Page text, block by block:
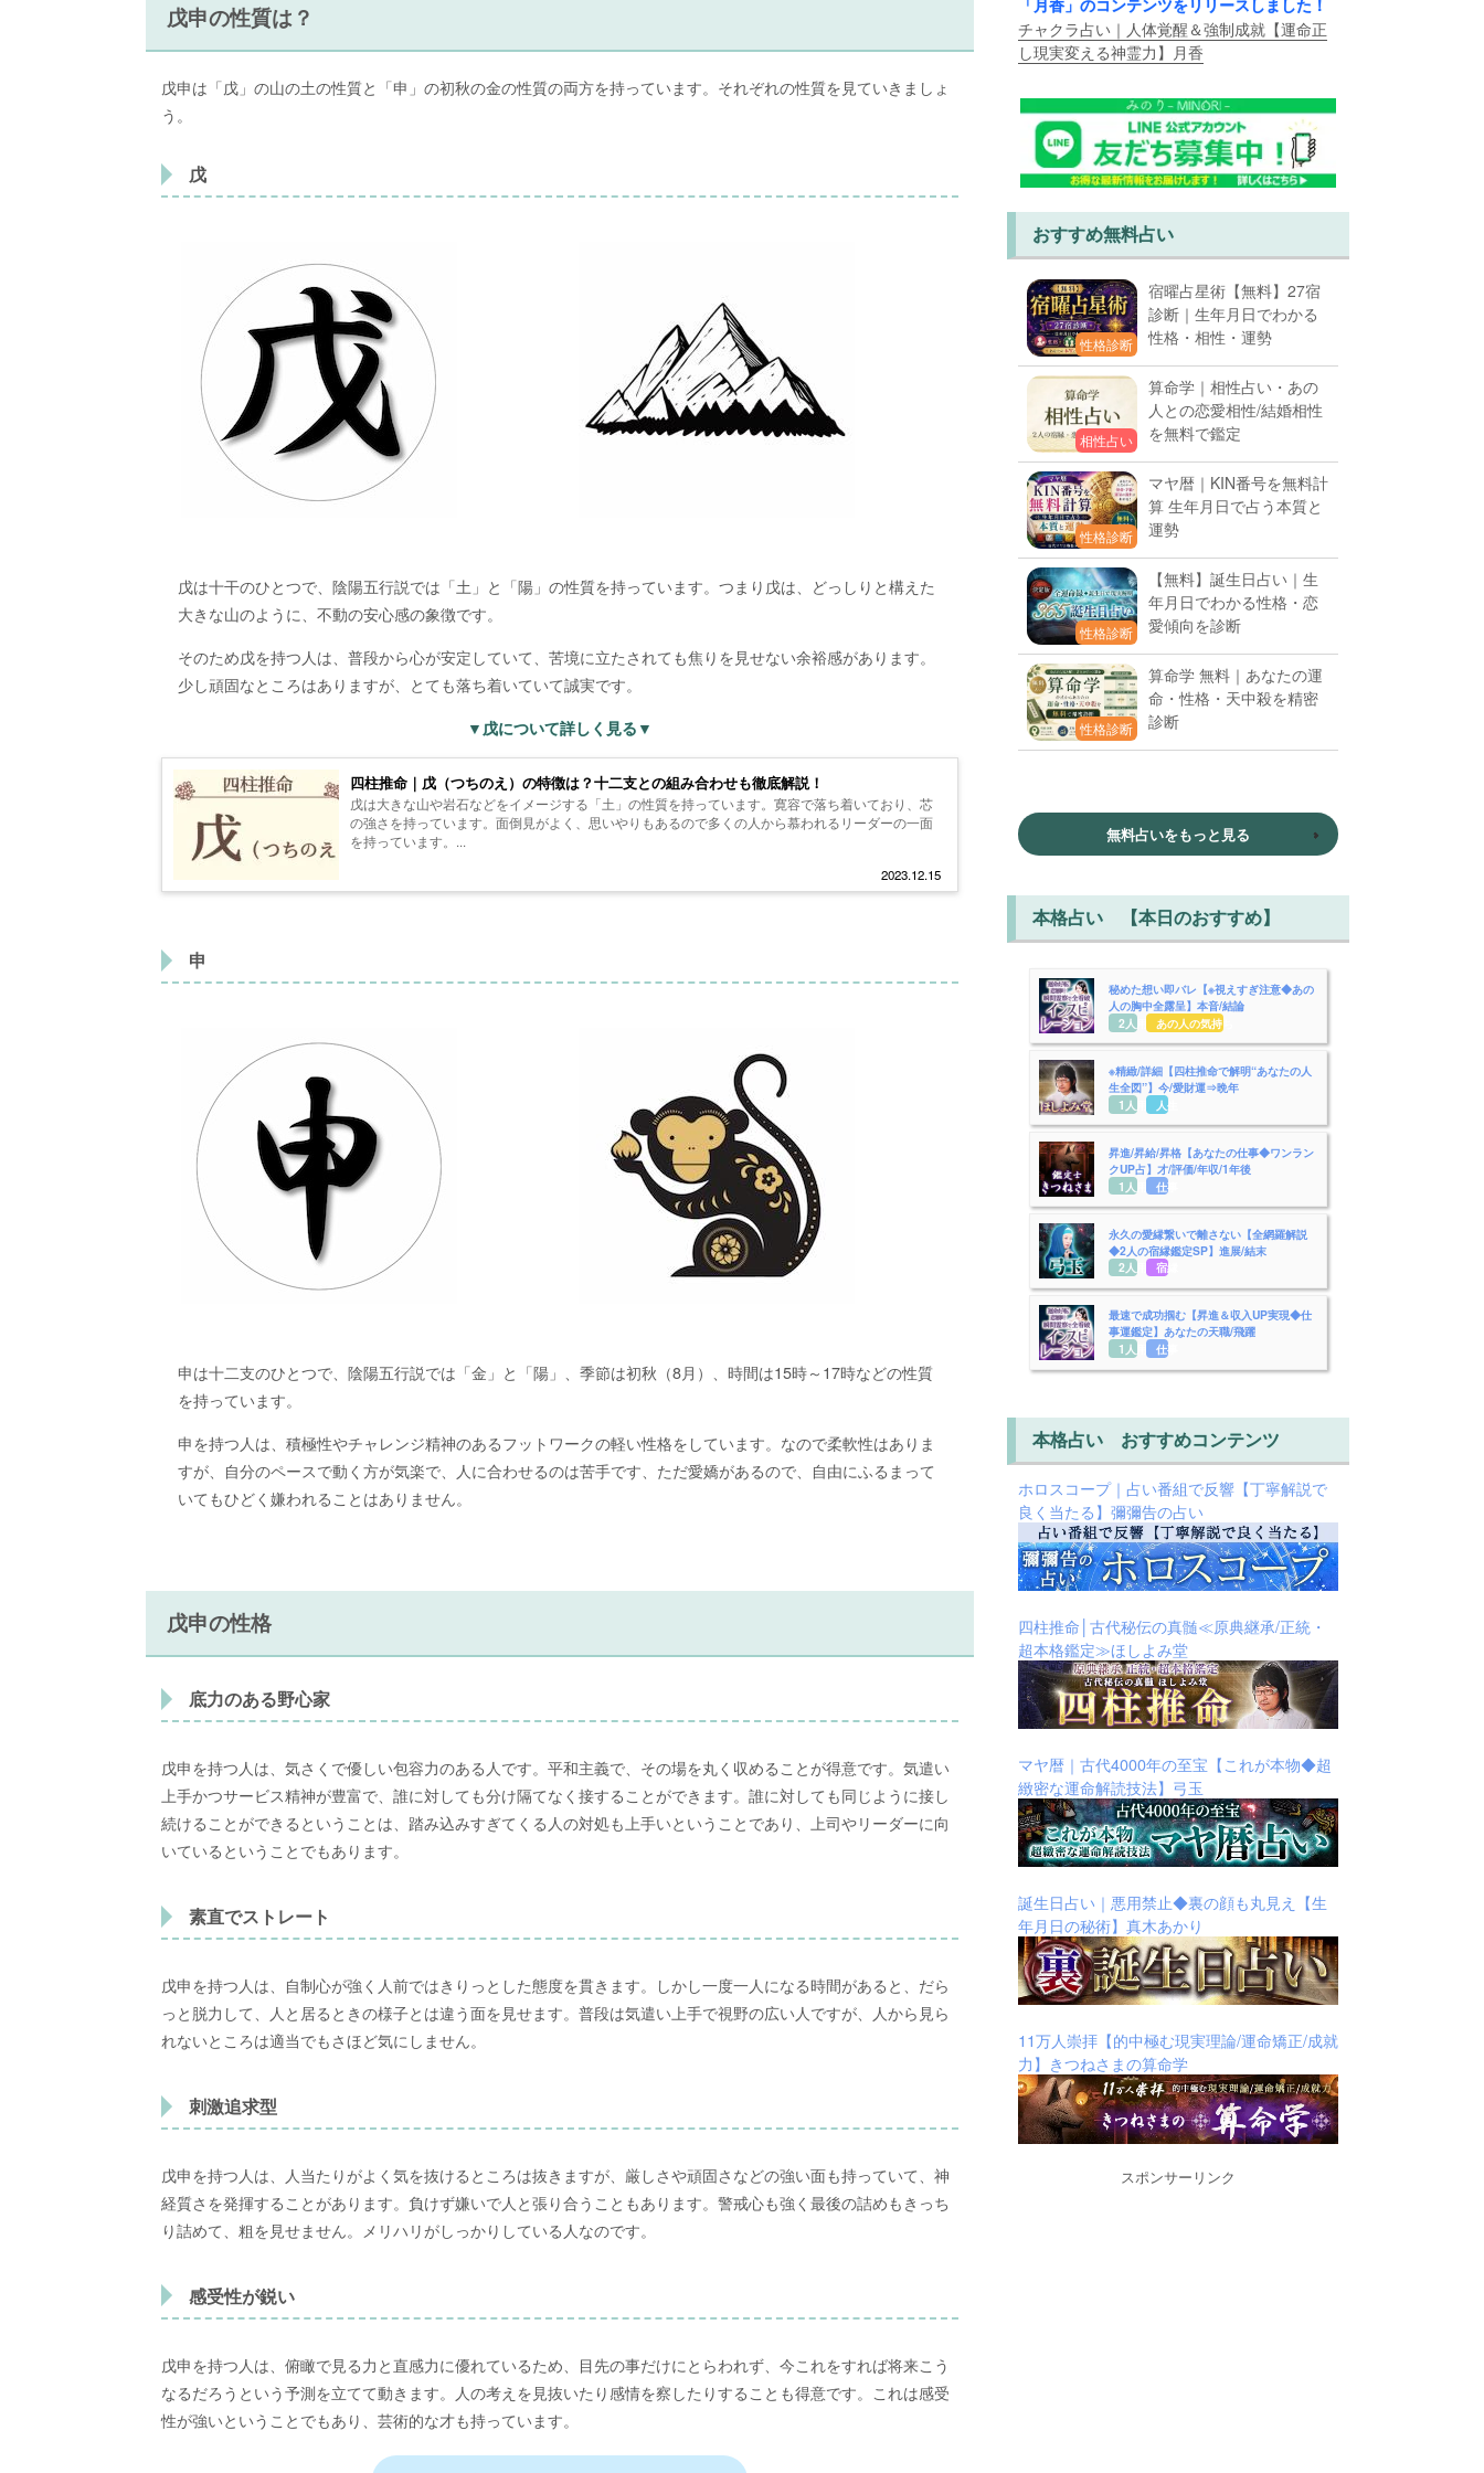
戊申の性質は？
戊申は「戊」の山の土の性質と「申」の初秋の金の性質の両方を持っています。それぞれの性質を見ていきましょ
う。
戊
戊は十干のひとつで、陰陽五行説では「土」と「陽」の性質を持っています。つまり戊は、どっしりと構えた
大きな山のように、不動の安心感の象徴です。
そのため戊を持つ人は、普段から心が安定していて、苦境に立たされても焦りを見せない余裕感があります。
少し頑固なところはありますが、とても落ち着いていて誠実です。
▼戊について詳しく見る▼
四柱推命｜戊（つちのえ）の特徴は？十二支との組み合わせも徹底解説！
2023.12.15
戊は大きな山や岩石などをイメージする「土」の性質を持っています。寛容で落ち着いており、芯
の強さを持っています。面倒見がよく、思いやりもあるので多くの人から慕われるリーダーの一面
を持っています。...
申
申は十二支のひとつで、陰陽五行説では「金」と「陽」、季節は初秋（8月）、時間は15時～17時などの性質
を持っています。
申を持つ人は、積極性やチャレンジ精神のあるフットワークの軽い性格をしています。なので柔軟性はありま
すが、自分のペースで動く方が気楽で、人に合わせるのは苦手です、ただ愛嬌があるので、自由にふるまって
いてもひどく嫌われることはありません。
戊申の性格
底力のある野心家
戊申を持つ人は、気さくで優しい包容力のある人です。平和主義で、その場を丸く収めることが得意です。気遣い
上手かつサービス精神が豊富で、誰に対しても分け隔てなく接することができます。誰に対しても同じように接し
続けることができるということは、踏み込みすぎてくる人の対処も上手いということであり、上司やリーダーに向
いているということでもあります。
素直でストレート
戊申を持つ人は、自制心が強く人前ではきりっとした態度を貫きます。しかし一度一人になる時間があると、だら
っと脱力して、人と居るときの様子とは違う面を見せます。普段は気遣い上手で視野の広い人ですが、人から見ら
れないところは適当でもさほど気にしません。
刺激追求型
戊申を持つ人は、人当たりがよく気を抜けるところは抜きますが、厳しさや頑固さなどの強い面も持っていて、神
経質さを発揮することがあります。負けず嫌いで人と張り合うこともあります。警戒心も強く最後の詰めもきっち
り詰めて、粗を見せません。メリハリがしっかりしている人なのです。
感受性が鋭い
戊申を持つ人は、俯瞰で見る力と直感力に優れているため、目先の事だけにとらわれず、今これをすれば将来こう
なるだろうという予測を立てて動きます。人の考えを見抜いたり感情を察したりすることも得意です。これは感受
性が強いということでもあり、芸術的な才も持っています。
チャクラ占い｜人体覚醒＆強制成就【運命正
し現実変える神霊力】月香
おすすめ無料占い
性格診断
宿曜占星術【無料】27宿
診断｜生年月日でわかる
性格・相性・運勢
相性占い
算命学｜相性占い・あの
人との恋愛相性/結婚相性
を無料で鑑定
性格診断
マヤ暦｜KIN番号を無料計
算 生年月日で占う本質と
運勢
性格診断
【無料】誕生日占い｜生
年月日でわかる性格・恋
愛傾向を診断
性格診断
算命学 無料｜あなたの運
命・性格・天中殺を精密
診断
無料占いをもっと見る
本格占い 【本日のおすすめ】
秘めた想い即バレ【※視えすぎ注意◆あの
人の胸中全露呈】本音/結論
2人用 あの人の気持ち
※精緻/詳細【四柱推命で解明“あなたの人
生全図”】今/愛財運⇒晩年
1人用
人生
昇進/昇給/昇格【あなたの仕事◆ワンラン
クUP占】才/評価/年収/1年後
1人用 仕事
永久の愛縁繋いで離さない【全網羅解説
◆2人の宿縁鑑定SP】進展/結末
2人用 宿縁
最速で成功掴む【昇進＆収入UP実現◆仕
事運鑑定】あなたの天職/飛躍
1人用
仕事
本格占い おすすめコンテンツ
ホロスコープ｜占い番組で反響【丁寧解説で
良く当たる】彌彌告の占い
四柱推命│古代秘伝の真髄≪原典継承/正統・
超本格鑑定≫ほしよみ堂
マヤ暦｜古代4000年の至宝【これが本物◆超
緻密な運命解読技法】弓玉
誕生日占い｜悪用禁止◆裏の顔も丸見え【生
年月日の秘術】真木あかり
11万人崇拝【的中極む現実理論/運命矯正/成就
力】きつねさまの算命学
スポンサーリンク